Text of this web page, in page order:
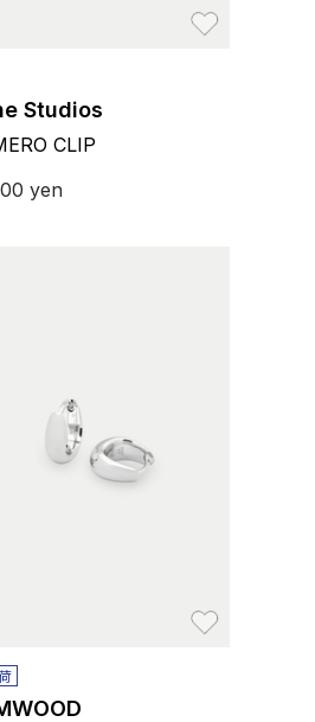
Studios
CLIP
yen